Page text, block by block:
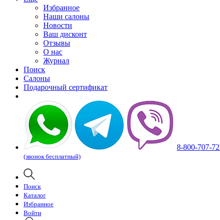
Избранное
Наши салоны
Новости
Ваш дисконт
Отзывы
О нас
Журнал
Поиск
Салоны
Подарочный сертификат
8-800-707-
(звонок бесплатный)
Поиск
Каталог
Избранное
Войти